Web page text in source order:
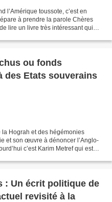
l’Amérique toussote, c’est en
à prendre la parole Chères
lire un livre très intéressant qui
ou fonds
des Etats souverains
la Hograh et des hégémonies
et son œuvre à dénoncer l’Anglo-
c’est Karim Metref qui est
: Un écrit politique de
revisité à la